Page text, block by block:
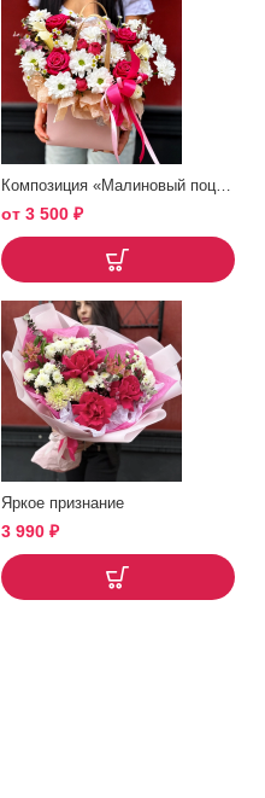
от 3 500 ₽
Яркое признание
3 990 ₽